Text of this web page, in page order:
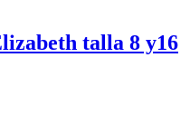
talla 8 y16